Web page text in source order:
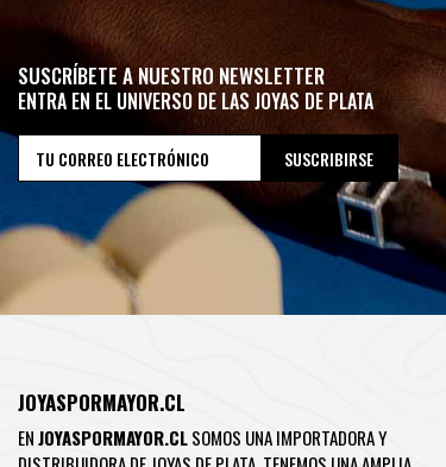
SUSCRÍBETE A NUESTRO NEWSLETTER
ENTRA EN EL UNIVERSO DE LAS JOYAS DE PLATA
JOYASPORMAYOR.CL
ENJOYASPORMAYOR.CLSOMOS UNA IMPORTADORA Y